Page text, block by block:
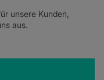
unsere Kunden,
aus.